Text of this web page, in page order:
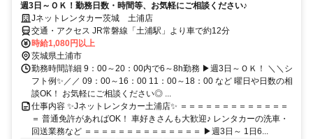
週3日～ＯＫ！勤務日数・時間等、お気軽にご相談ください♪
Jネットレンタカー茨城 土浦店
交通・アクセス JR常磐線「土浦駅」より車で約12分
時給1,080円以上
茨城県土浦市
勤務時間詳細 9：00～20：00内で6～8h勤務 ▶週3日～ＯＫ！ ＼＼シ
フト例✨／／ 09：00～16：00 11：00～18：00 など 曜日や日数の相
談OK！ お気軽にご相談ください◎ ...
仕事内容 ✨Jネットレンタカー土浦店✨ ＝＝＝＝＝＝＝＝＝＝＝＝＝
＝ 普通免許があればOK！ 車好きさんも大歓迎♪ レンタカーの洗車・
回送業務など ＝＝＝＝＝＝＝＝＝＝＝＝＝＝ ▶週3日～ 1日6...